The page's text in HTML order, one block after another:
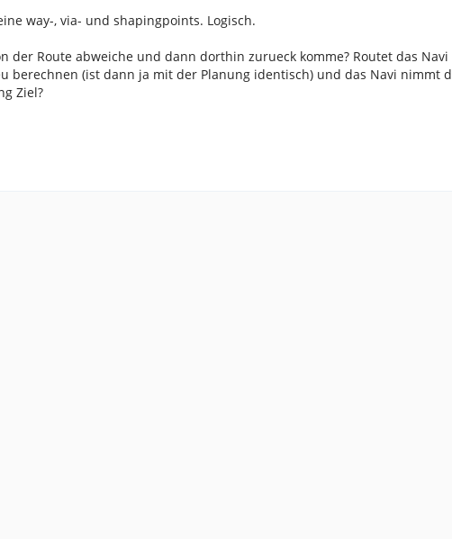
way-, via- und shapingpoints. Logisch.
der Route abweiche und dann dorthin zurueck komme? Routet das Navi
berechnen (ist dann ja mit der Planung identisch) und das Navi nimmt
Ziel?